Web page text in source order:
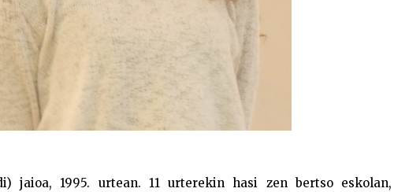
jaioa, 1995. urtean. 11 urterekin hasi zen bertso eskolan,